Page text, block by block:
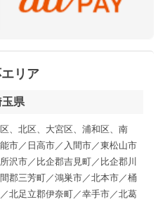
リア
玉県
、北区、大宮区、浦和区、南
市／日高市／入間市／東松山市
沢市／比企郡吉見町／比企郡川
郡三芳町／鴻巣市／北本市／桶
北足立郡伊奈町／幸手市／北葛